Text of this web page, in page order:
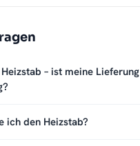
– ist meine Lieferung
ich den Heizstab?